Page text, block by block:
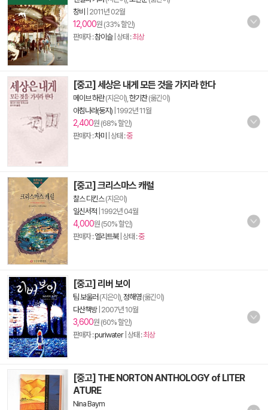
창비
2011년 02월
12,000원 (33% 할인)
판매자 :참이슬| 상태 :최상
[중고] 세상은 내게 모든 것을 가지라 한다
메이브 하란(지은이), 한기찬(옮긴이)
아침나라(둥지) 1992년 11월
2,400원 (68% 할인)
판매자 :차미 | 상태 :중
[중고] 크리스마스 캐럴
찰스 디킨스(지은이)
일신서적 1992년 04월
4,000원 (50% 할인)
판매자 :엘리트북| 상태 :중
[중고] 리버 보이
팀 보울러 (지은이), 정해영(옮긴이)
다산책방| 2007년 10월
3,600원 (60% 할인)
판매자 :puriwater| 상태 :최상
[중고] THE NORTON ANTHOLOGY of LITER
ATURE
Nina Baym